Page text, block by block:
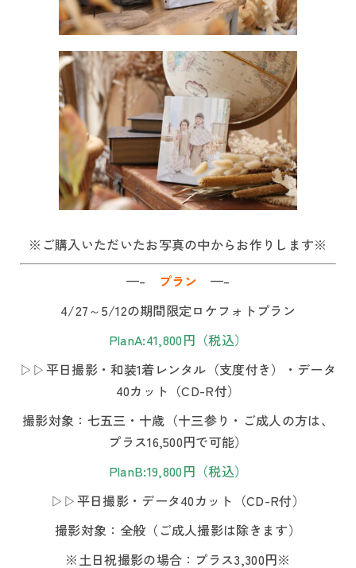
※ご購入いただいたお写真の中からお作りします※
—–
プラン —–
4/27～5/12の期間限定ロケフォトプラン
PlanA:41,800円（税込）
▷▷平日撮影・和装1着レンタル（支度付き）・データ
40カット（CD-R付）
撮影対象：七五三・十歳（十三参り・ご成人の方は、
プラス16,500円で可能）
PlanB:19,800円（税込）
▷▷平日撮影・データ40カット（CD-R付）
撮影対象：全般（ご成人撮影は除きます）
※土日祝撮影の場合：プラス3,300円※